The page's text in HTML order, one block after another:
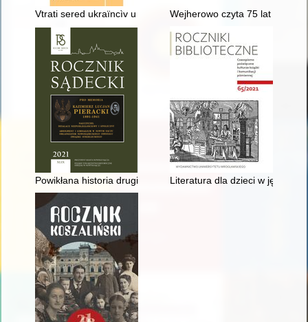
Vtrati sered ukraïncìv u najbìlʹš "garâčih točkah" polʹsko-
Wejherowo czyta 75 lat : zarys
Powikłana historia drugiego tomu "Rocznika Sądeckiego"
Literatura dla dzieci w języku